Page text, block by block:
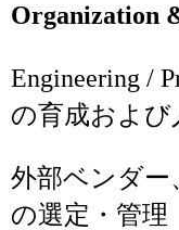
Organization
Engineering /
の育成および
外部ベンダ
の選定・管理